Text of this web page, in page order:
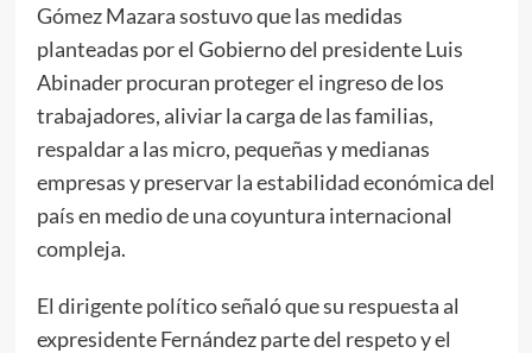
Gómez Mazara sostuvo que las medidas
planteadas por el Gobierno del presidente Luis
Abinader procuran proteger el ingreso de los
trabajadores, aliviar la carga de las familias,
respaldar a las micro, pequeñas y medianas
empresas y preservar la estabilidad económica del
país en medio de una coyuntura internacional
compleja.
El dirigente político señaló que su respuesta al
expresidente Fernández parte del respeto y el